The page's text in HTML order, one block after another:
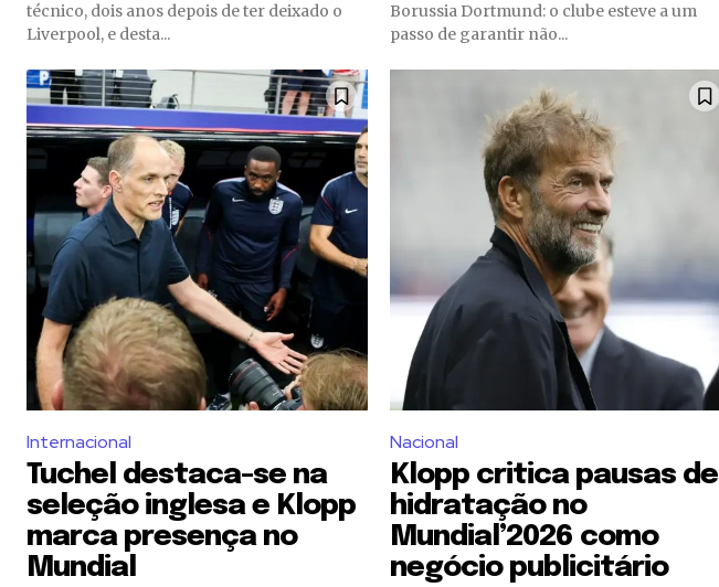
técnico, dois anos depois de ter deixado o
Liverpool, e desta...
Borussia Dortmund: o clube esteve a um
passo de garantir não...
Internacional
Tuchel destaca-se na
seleção inglesa e Klopp
marca presença no
Mundial
Nacional
Klopp critica pausas de
hidratação no
Mundial’2026 como
negócio publicitário